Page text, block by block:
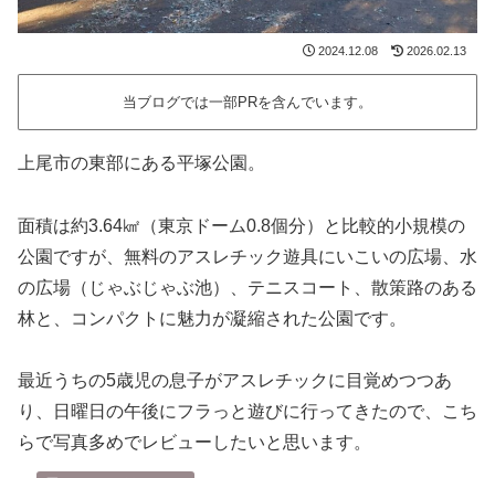
2024.12.08 2026.02.13
当ブログでは一部PRを含んでいます。
上尾市の東部にある平塚公園。
面積は約3.64㎢（東京ドーム0.8個分）と比較的小規模の
公園ですが、無料のアスレチック遊具にいこいの広場、水
の広場（じゃぶじゃぶ池）、テニスコート、散策路のある
林と、コンパクトに魅力が凝縮された公園です。
最近うちの5歳児の息子がアスレチックに目覚めつつあ
り、日曜日の午後にフラっと遊びに行ってきたので、こち
らで写真多めでレビューしたいと思います。